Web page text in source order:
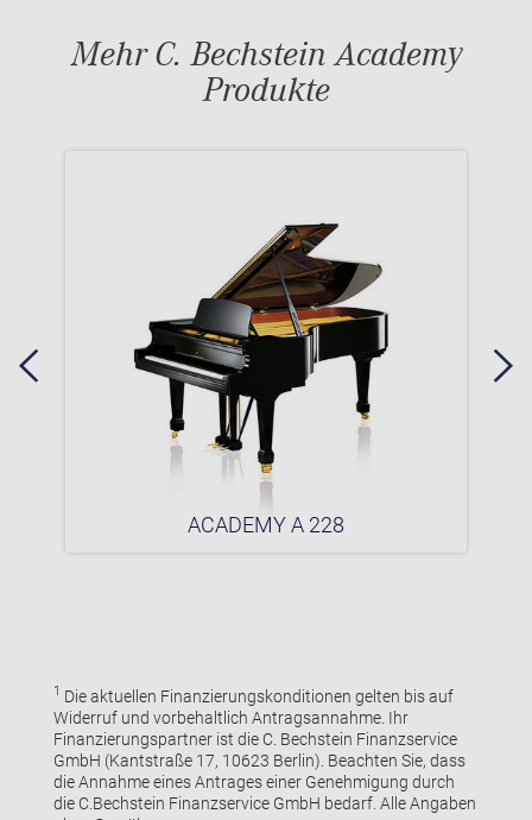
Mehr C. Bechstein Academy
Produkte
ACADEMY A 228
1 Die aktuellen Finanzierungskonditionen gelten bis auf
Widerruf und vorbehaltlich Antragsannahme. Ihr
Finanzierungspartner ist die C. Bechstein Finanzservice
GmbH (Kantstraße 17, 10623 Berlin). Beachten Sie, dass
die Annahme eines Antrages einer Genehmigung durch
die C.Bechstein Finanzservice GmbH bedarf. Alle Angaben